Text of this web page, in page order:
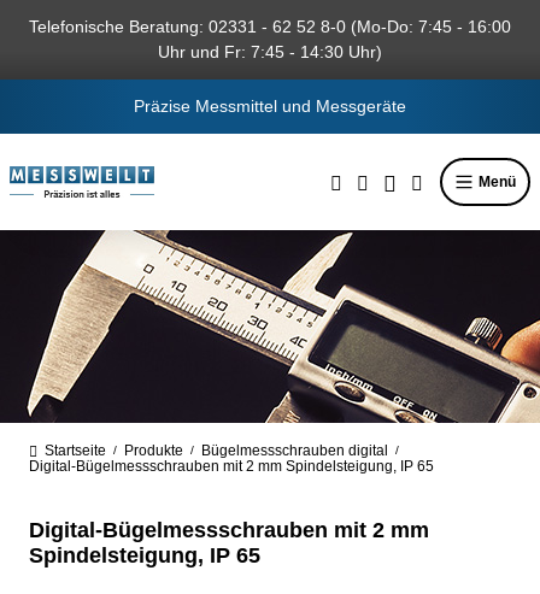
springen
Telefonische Beratung: 02331 - 62 52 8-0 (Mo-Do: 7:45 - 16:00
Uhr und Fr: 7:45 - 14:30 Uhr)
Präzise Messmittel und Messgeräte
Menü
Startseite / Produkte / Bügelmessschrauben digital /
Digital-Bügelmessschrauben mit 2 mm Spindelsteigung, IP 65
Digital-Bügelmessschrauben mit 2 mm
Spindelsteigung, IP 65